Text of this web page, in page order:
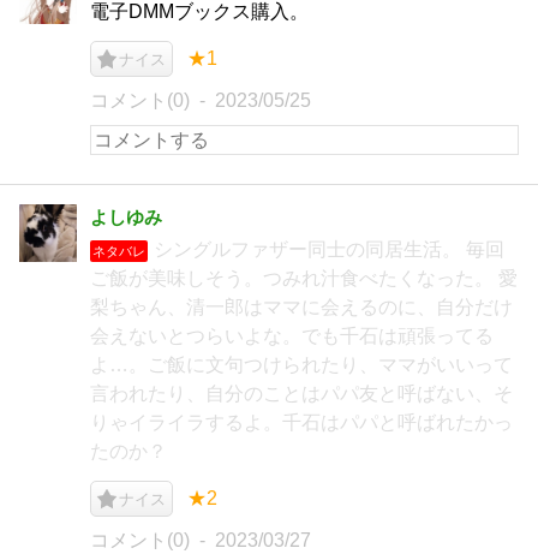
電子DMMブックス購入。
ナイス ★1
コメント(0) 2023/05/25
よしゆみ
ネタバレ
シングルファザー同士の同居生活。 毎回
ご飯が美味しそう。つみれ汁食べたくなった。 愛
梨ちゃん、清一郎はママに会えるのに、自分だけ
会えないとつらいよな。でも千石は頑張ってる
よ…。ご飯に文句つけられたり、ママがいいって
言われたり、自分のことはパパ友と呼ばない、そ
りゃイライラするよ。千石はパパと呼ばれたかっ
たのか？
ナイス ★2
コメント(0) 2023/03/27